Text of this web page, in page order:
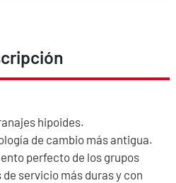
hipoides.
de cambio más antigua.
perfecto de los grupos
servicio más duras y con